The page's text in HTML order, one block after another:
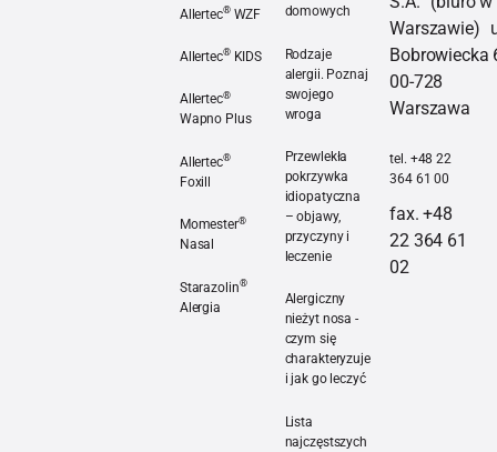
budzi się do
życia,
potrafią
wywołać
uciążliwe
u uczulonej
Allertec® Effect
Allertec®WZF
Allertec® WZF
Allertec®KIDS
Allertec® KIDS
Allertec®
Wapno Plus
Allertec® Wapno Plus
Allertec®
Foxill
Allertec® Foxill
Momester®
Nasal
Momester® Nasal
Starazolin®
Alergia
Starazolin® Alergia
domowych
Objawy alergii na sierść
Rodzaje
alergii. Poznaj
swojego
wroga
Rodzaje alergii. Poznaj
Przewlekła
pokrzywka
idiopatyczna
– objawy,
przyczyny i
leczenie
Przewlekła pokrzywka
Alergiczny
nieżyt nosa -
czym się
charakteryzuje
i jak go leczyć
Alergiczny nieżyt nosa -
Lista
najczęstszych
Warszawie)
Bobrowiecka
00-728
Warszawa
tel. +48 22
364 61 00
fax. +48
22 364 61
02